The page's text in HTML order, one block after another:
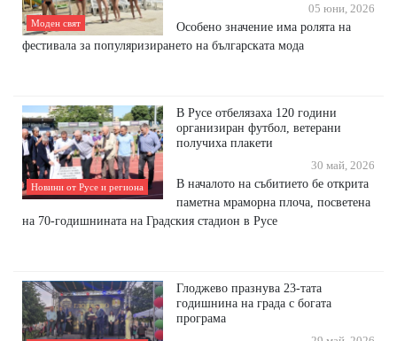
Моден свят
05 юни, 2026
Особено значение има ролята на
фестивала за популяризирането на българската мода
Новини от Русе и региона
В Русе отбелязаха 120 години
организиран футбол, ветерани
получиха плакети
30 май, 2026
В началото на събитието бе открита
паметна мраморна плоча, посветена
на 70-годишнината на Градския стадион в Русе
Глоджево празнува 23-тата
годишнина на града с богата
програма